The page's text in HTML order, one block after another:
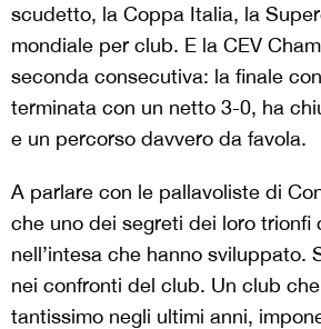
scudetto, la Coppa Italia, la
mondiale per club. E la CEV
seconda consecutiva: la finale
terminata con un netto 3-0, ha
e un percorso davvero da favola.
A parlare con le pallavoliste di
che uno dei segreti dei loro trionfi
nell’intesa che hanno sviluppato.
nei confronti del club. Un club
tantissimo negli ultimi anni,